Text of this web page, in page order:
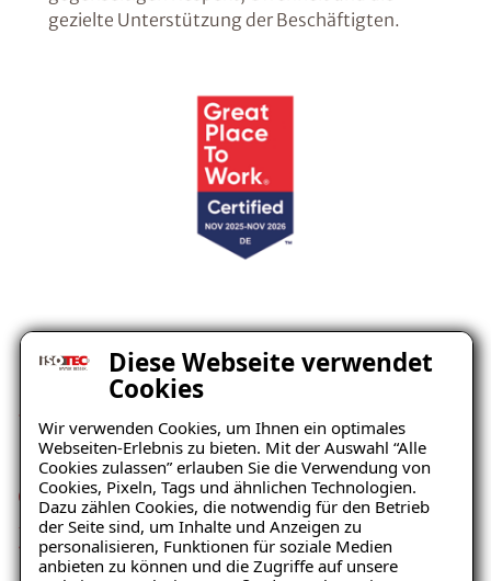
Diese Webseite verwendet
Cookies
Wir verwenden Cookies, um Ihnen ein optimales
Webseiten-Erlebnis zu bieten. Mit der Auswahl “Alle
Cookies zulassen” erlauben Sie die Verwendung von
Cookies, Pixeln, Tags und ähnlichen Technologien.
Dazu zählen Cookies, die notwendig für den Betrieb
der Seite sind, um Inhalte und Anzeigen zu
personalisieren, Funktionen für soziale Medien
anbieten zu können und die Zugriffe auf unsere
gezielte Unterstützung der Beschäftigten.
„Bester Arbeitgeber in
Baden-Württemberg und
des kleinen Mittelstandes“
2023